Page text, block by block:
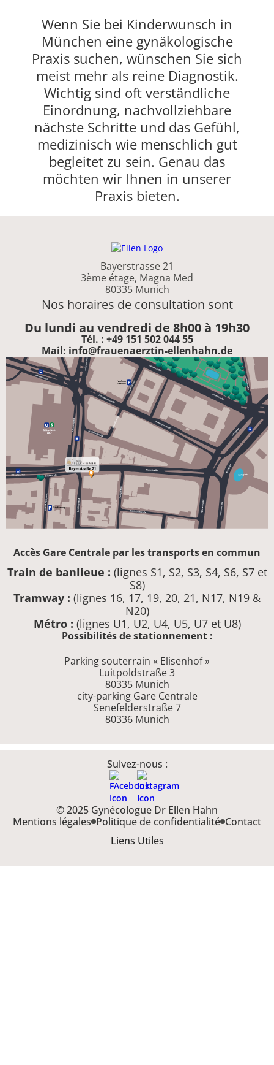
Wenn Sie bei Kinderwunsch in
München eine gynäkologische
Praxis suchen, wünschen Sie sich
meist mehr als reine Diagnostik.
Wichtig sind oft verständliche
Einordnung, nachvollziehbare
nächste Schritte und das Gefühl,
medizinisch wie menschlich gut
begleitet zu sein. Genau das
möchten wir Ihnen in unserer
Praxis bieten.
Bayerstrasse 21
3ème étage, Magna Med
80335 Munich
Nos horaires de consultation sont
Du lundi au vendredi de 8h00 à 19h30
Tél. : +49 151 502 044 55
Mail: info@frauenaerztin-ellenhahn.de
Accès Gare Centrale par les transports en commun
Train de banlieue : (lignes S1, S2, S3, S4, S6, S7 et
S8)
Tramway : (lignes 16, 17, 19, 20, 21, N17, N19 &
N20)
Métro : (lignes U1, U2, U4, U5, U7 et U8)
Possibilités de stationnement :
Parking souterrain « Elisenhof »
Luitpoldstraße 3
80335 Munich
city-parking Gare Centrale
Senefelderstraße 7
80336 Munich
© 2025 Gynécologue Dr Ellen Hahn
Mentions légales Politique de confidentialité Contact
Liens Utiles
Suivez-nous :